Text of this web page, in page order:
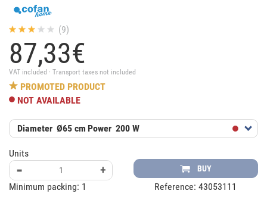
(9)
87,33€
VAT included · Transport taxes not included
PROMOTED PRODUCT
NOT AVAILABLE
Diameter Ø65 cm Power 200 W
Units
- + BUY
Minimum packing: 1 Reference:43053111